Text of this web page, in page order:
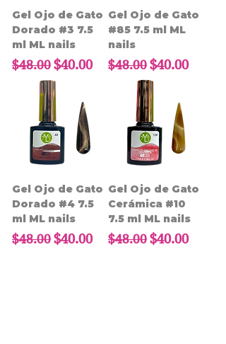
Gel Ojo de Gato
Dorado #3 7.5
ml ML nails
Precio
$48.00Precio de oferta
$40.00
Gel Ojo de Gato
#85 7.5 ml ML
nails
Precio
$48.00Precio de
$40.00
Gel Ojo de Gato
Dorado #4 7.5
ml ML nails
Precio
$48.00Precio de oferta
$40.00
Gel Ojo de Gato
Cerámica #10
7.5 ml ML nails
Precio
$48.00Precio de
$40.00